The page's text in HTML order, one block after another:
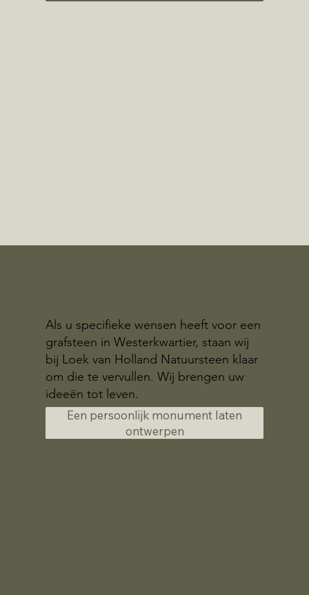
Als u specifieke wensen heeft voor een
grafsteen in Westerkwartier, staan wij
bij Loek van Holland Natuursteen klaar
om die te vervullen. Wij brengen uw
ideeën tot leven.
Een persoonlijk monument laten
ontwerpen